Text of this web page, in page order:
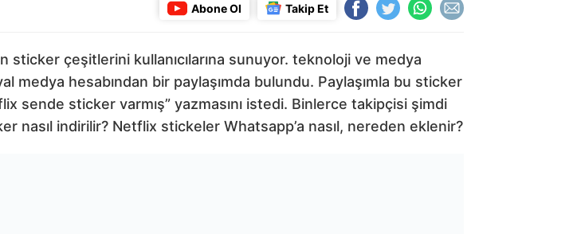
Abone Ol Takip Et
çeşitlerini kullanıcılarına sunuyor. teknoloji ve medya
medya hesabından bir paylaşımda bulundu. Paylaşımla bu sticker
sende sticker varmış” yazmasını istedi. Binlerce takipçisi şimdi
nasıl indirilir? Netflix stickeler Whatsapp’a nasıl, nereden eklenir?